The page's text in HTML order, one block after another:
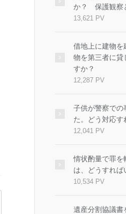
か？ 保護観察
13,621 PV
借地上に建物を
物を第三者に貸
すか？
12,287 PV
子供が警察での
た。どう対応す
12,041 PV
情状酌量で罪を
は、どうすれば
10,534 PV
遺産分割協議書